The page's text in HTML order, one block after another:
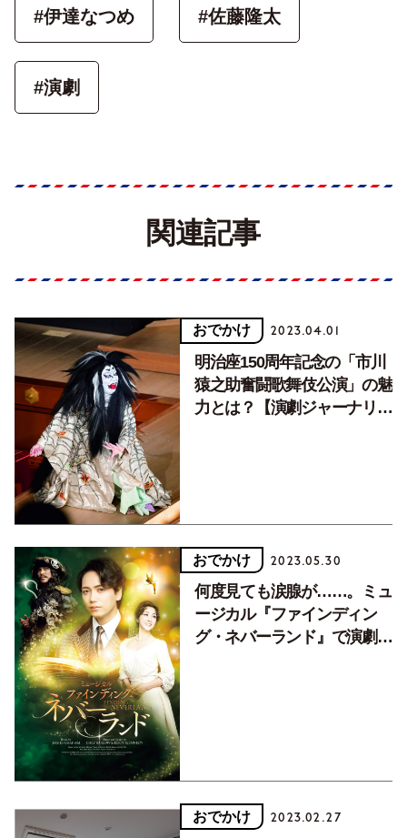
#伊達なつめ #佐藤隆太
#演劇
関連記事
おでかけ 2023.04.01
明治座150周年記念の「市川
猿之助奮闘歌舞伎公演」の魅
力とは？【演劇ジャーナリス
おでかけ 2023.05.30
何度見ても涙腺が……。ミュ
ージカル『ファインディン
グ・ネバーランド』で演劇的
おでかけ 2023.02.27